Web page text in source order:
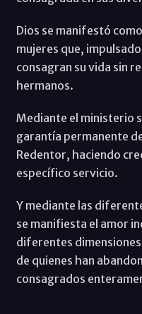
Dios se manifestó
mujeres que,
consagran su vida sin
hermanos.
Mediante el ministerio
garantía permanente
Redentor, haciendo
específico servicio.
Y mediante las
se manifiesta el amor
diferentes
de quienes han
consagrados